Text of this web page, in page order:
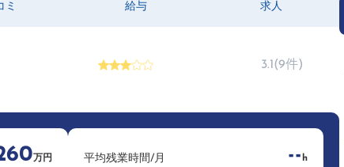
ミ 給与 求人
3.1 (9件)
万円 平均残業時間/月 -- h